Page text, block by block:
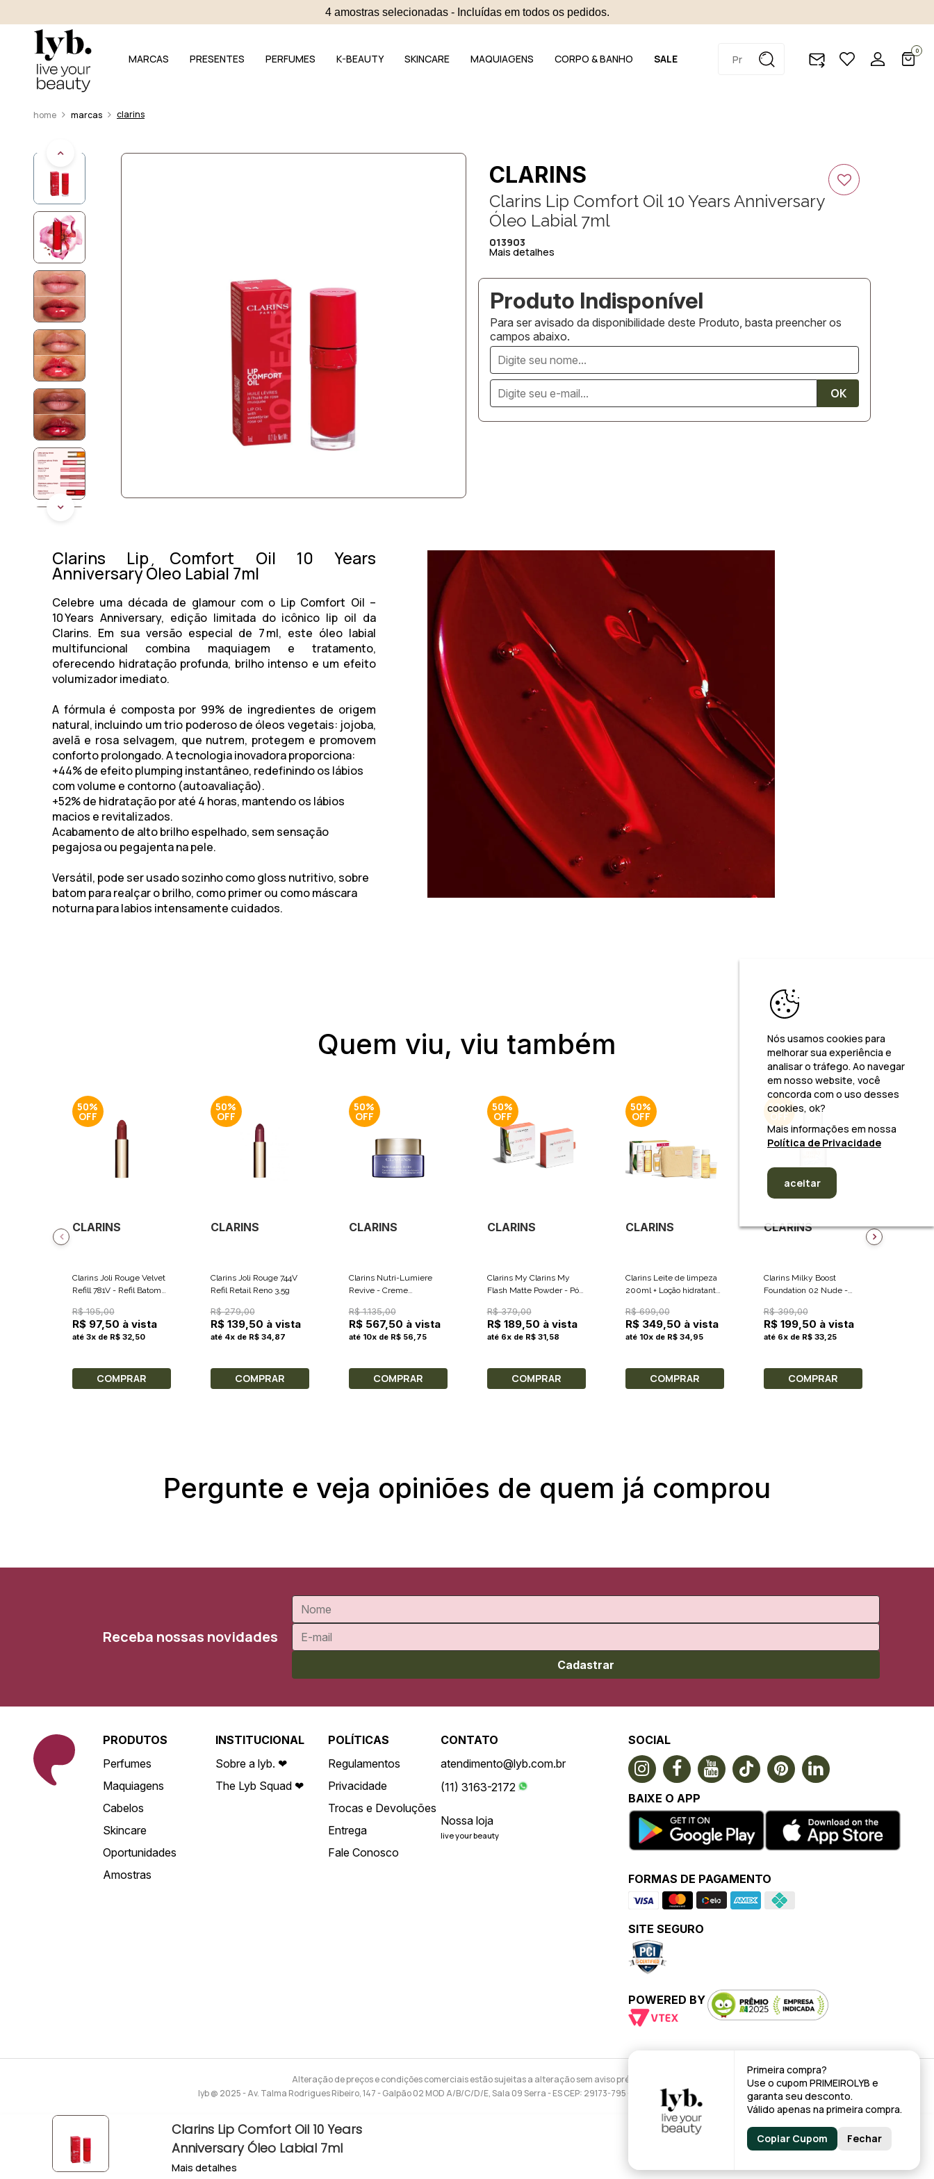
4 amostras selecionadas - Incluídas em todos os pedidos.
MARCAS PRESENTES PERFUMES K-BEAUTY SKINCARE MAQUIAGENS CORPO & BANHO SALE
0
marcas clarins
CLARINS
Clarins Lip Comfort Oil 10 Years Anniversary
Óleo Labial 7ml
013903
Mais detalhes
Para ser avisado da disponibilidade deste Produto, basta preencher os
campos abaixo.
Clarins Lip Comfort Oil 10 Years
Anniversary Óleo Labial 7ml
Celebre uma década de glamour com o Lip Comfort Oil –
10 Years Anniversary, edição limitada do icônico lip oil da
Clarins. Em sua versão especial de 7 ml, este óleo labial
multifuncional combina maquiagem e tratamento,
oferecendo hidratação profunda, brilho intenso e um efeito
volumizador imediato.
A fórmula é composta por 99% de ingredientes de origem
natural, incluindo um trio poderoso de óleos vegetais: jojoba,
avelã e rosa selvagem, que nutrem, protegem e promovem
conforto prolongado. A tecnologia inovadora proporciona:
+44% de efeito plumping instantâneo, redefinindo os lábios
com volume e contorno (autoavaliação).
+52% de hidratação por até 4 horas, mantendo os lábios
macios e revitalizados.
Acabamento de alto brilho espelhado, sem sensação
pegajosa ou pegajenta na pele.
Versátil, pode ser usado sozinho como gloss nutritivo, sobre
batom para realçar o brilho, como primer ou como máscara
noturna para labios intensamente cuidados.
Quem viu, viu também
50%
CLARINS
Clarins Joli Rouge Velvet
Refill 781V - Refil Batom
R$ 195,00
R$ 97,50 à vista
até 3x de R$ 32,50
COMPRAR
50%
CLARINS
Clarins Joli Rouge 744V
Refil Retail Reno 3,5g
R$ 279,00
R$ 139,50 à vista
até 4x de R$ 34,87
COMPRAR
50%
CLARINS
Clarins Nutri-Lumiere
Revive - Creme
50ml
R$ 1.135,00
R$ 567,50 à vista
até 10x de R$ 56,75
COMPRAR
50%
CLARINS
Clarins My Clarins My
Flash Matte Powder - Pó
R$ 379,00
R$ 189,50 à vista
até 6x de R$ 31,58
COMPRAR
50%
CLARINS
Clarins Leite de limpeza
200ml + Loção hidratante
15ml + Nécessaire
R$ 699,00
R$ 349,50 à vista
até 10x de R$ 34,95
COMPRAR
50%
CLARINS
Clarins Milky Boost
Foundation 02 Nude -
R$ 399,00
R$ 199,50 à vista
até 6x de R$ 33,25
COMPRAR
Pergunte e veja opiniões de quem já comprou
Receba nossas novidades
Cadastrar
PRODUTOS
Perfumes
Maquiagens
Cabelos
Skincare
Oportunidades
Amostras
INSTITUCIONAL
Sobre a lyb. ❤
The Lyb Squad ❤
POLÍTICAS
Regulamentos
Privacidade
Trocas e Devoluções
Entrega
Fale Conosco
CONTATO
atendimento@lyb.com.br
(11) 3163-2172
Nossa loja
live your beauty
SOCIAL
BAIXE O APP
FORMAS DE PAGAMENTO
SITE SEGURO
POWERED BY
Alteração de preços e condições comerciais estão sujeitas a alteração sem aviso prévio.
lyb @ 2025 - Av. Talma Rodrigues Ribeiro, 147 - Galpão 02 MOD A/B/C/D/E, Sala 09 Serra - ES CEP: 29173-795 - CNPJ: 43.008.535/0001-11
Nós usamos cookies para
melhorar sua experiência e
analisar o tráfego. Ao navegar
em nosso website, você
concorda com o uso desses
cookies, ok?
Mais informações em nossa
Política de Privacidade
aceitar
Primeira compra?
Use o cupom PRIMEIROLYB e
garanta seu desconto.
Válido apenas na primeira compra.
Copiar Cupom Fechar
Clarins Lip Comfort Oil 10 Years
Anniversary Óleo Labial 7ml
Mais detalhes